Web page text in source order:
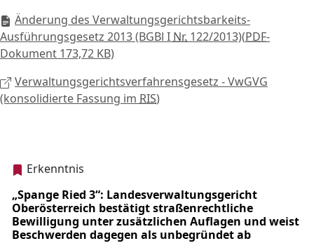
Änderung des Verwaltungsgerichtsbarkeits-
Ausführungsgesetz 2013 (BGBl I Nr. 122/2013)(PDF-
Dokument 173,72 KB)
Verwaltungsgerichtsverfahrensgesetz - VwGVG
(konsolidierte Fassung im RIS)
Erkenntnis
„Spange Ried 3“: Landesverwaltungsgericht
Oberösterreich bestätigt straßenrechtliche
Bewilligung unter zusätzlichen Auflagen und weist
Beschwerden dagegen als unbegründet ab